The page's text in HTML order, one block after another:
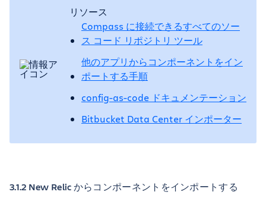
リソース
Compass に接続できるすべてのソー
ス コード リポジトリ ツール
他のアプリからコンポーネントをイン
ポートする手順
config-as-code ドキュメンテーション
Bitbucket Data Center インポーター
3.1.2 New Relic からコンポーネントをインポートする